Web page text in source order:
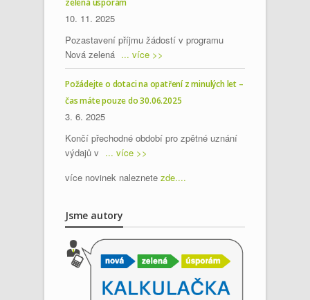
10. 11. 2025
Pozastavení příjmu žádostí v programu
Nová zelená ... více >>
Požádejte o dotaci na opatření z minulých let –
čas máte pouze do 30.06.2025
3. 6. 2025
Končí přechodné období pro zpětné uznání
výdajů v ... více >>
více novinek naleznete zde....
Jsme autory